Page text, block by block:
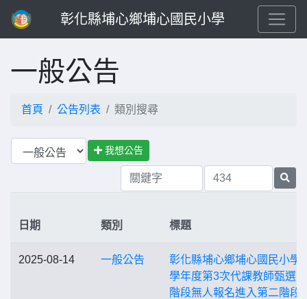
彰化縣埔心鄉埔心國民小學
一般公告
首頁 公告列表 類別搜尋
我想公告
日期 類別 標題
2025-08-14 一般公告
彰化縣埔心鄉埔心國民小學
學年度第3次代課教師甄選
階段無人報名進入第二階段